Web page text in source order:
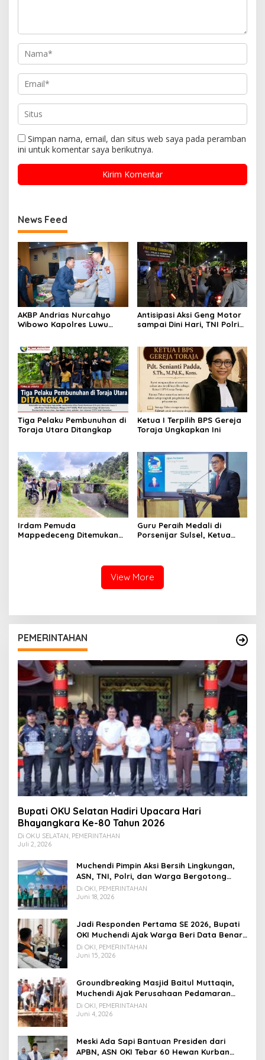
Simpan nama, email, dan situs web saya pada peramban
ini untuk komentar saya berikutnya.
News Feed
AKBP Andrias Nurcahyo
Wibowo Kapolres Luwu
Antisipasi Aksi Geng Motor
sampai Dini Hari, TNI Polri
Tiga Pelaku Pembunuhan di
Toraja Utara Ditangkap
Ketua I Terpilih BPS Gereja
Toraja Ungkapkan Ini
Irdam Pemuda
Mappedeceng Ditemukan
Guru Peraih Medali di
Porsenijar Sulsel, Ketua
View More
PEMERINTAHAN
Bupati OKU Selatan Hadiri Upacara Hari
Bhayangkara Ke-80 Tahun 2026
Di OKU SELATAN, PEMERINTAHAN
Juli 2, 2026
Muchendi Pimpin Aksi Bersih Lingkungan,
ASN, TNI, Polri, dan Warga Bergotong
Royong
Di OKI, PEMERINTAHAN
Juni 18, 2026
Jadi Responden Pertama SE 2026, Bupati
OKI Muchendi Ajak Warga Beri Data Benar
ke Petugas BPS
Di OKI, PEMERINTAHAN
Juni 15, 2026
Groundbreaking Masjid Baitul Muttaqin,
Muchendi Ajak Perusahaan Pedamaran
Timur Turut Bantu
Di OKI, PEMERINTAHAN
Juni 4, 2026
Meski Ada Sapi Bantuan Presiden dari
APBN, ASN OKI Tebar 60 Hewan Kurban